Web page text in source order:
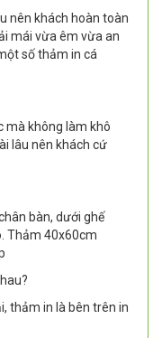
nên khách hoàn toàn
mái vừa êm vừa an
số thảm in cá
mà không làm khô
lâu nên khách cứ
bàn, dưới ghế
Thảm 40x60cm
thảm in là bên trên in